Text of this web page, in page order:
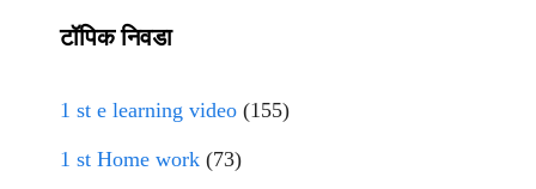
टॉपिक निवडा
1 st e learning video (155)
1 st Home work (73)